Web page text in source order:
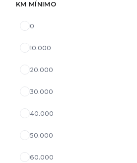
KM MÍNIMO
0
10.000
20.000
30.000
40.000
50.000
60.000